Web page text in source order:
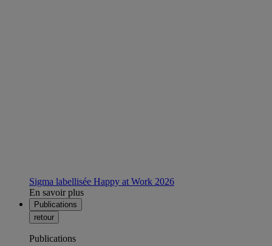
Sigma labellisée Happy at Work 2026
En savoir plus
Publications
retour
Publications